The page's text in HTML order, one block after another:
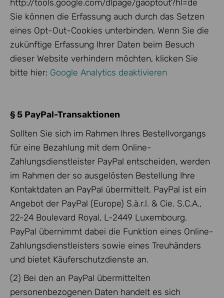
http://tools.google.com/dlpage/gaoptout?hl=de
Sie können die Erfassung auch durch das Setzen
eines Opt-Out-Cookies unterbinden. Wenn Sie die
zukünftige Erfassung Ihrer Daten beim Besuch
dieser Website verhindern möchten, klicken Sie
bitte hier: Google Analytics deaktivieren
§ 5 PayPal-Transaktionen
Sollten Sie sich im Rahmen Ihres Bestellvorgangs
für eine Bezahlung mit dem Online-
Zahlungsdienstleister PayPal entscheiden, werden
im Rahmen der so ausgelösten Bestellung Ihre
Kontaktdaten an PayPal übermittelt. PayPal ist ein
Angebot der PayPal (Europe) S.à.r.l. & Cie. S.C.A.,
22-24 Boulevard Royal, L-2449 Luxembourg.
PayPal übernimmt dabei die Funktion eines Online-
Zahlungsdienstleisters sowie eines Treuhänders
und bietet Käuferschutzdienste an.
(2) Bei den an PayPal übermittelten
personenbezogenen Daten handelt es sich